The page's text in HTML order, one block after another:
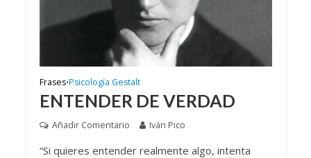
Frases•Psicología Gestalt
ENTENDER DE VERDAD
Añadir Comentario Iván Pico
“Si quieres entender realmente algo, intenta